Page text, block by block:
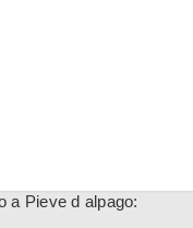
a Pieve d alpago: